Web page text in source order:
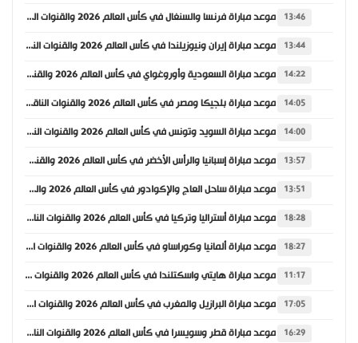
13:46 موعد مباراة فرنسا والسنغال في كأس العالم 2026 والقنوات الناقلة
13:44 موعد مباراة إيران ونيوزيلندا في كأس العالم 2026 والقنوات الناقلة
14:22 موعد مباراة السعودية وأوروغواي في كأس العالم 2026 والقنوات الناقلة
14:05 موعد مباراة بلجيكا ومصر في كأس العالم 2026 والقنوات الناقلة
14:00 موعد مباراة السويد وتونس في كأس العالم 2026 والقنوات الناقلة
13:57 موعد مباراة إسبانيا والرأس الأخضر في كأس العالم 2026 والقنوات الناقلة
13:51 موعد مباراة ساحل العاج والإكوادور في كأس العالم 2026 والقنوات الناقلة
18:28 موعد مباراة أستراليا وتركيا في كأس العالم 2026 والقنوات الناقلة
18:27 موعد مباراة ألمانيا وكوراساو في كأس العالم 2026 والقنوات الناقلة
11:17 موعد مباراة هايتي واسكتلندا في كأس العالم 2026 والقنوات الناقلة
17:05 موعد مباراة البرازيل والمغرب في كأس العالم 2026 والقنوات الناقلة
16:29 موعد مباراة قطر وسويسرا في كأس العالم 2026 والقنوات الناقلة